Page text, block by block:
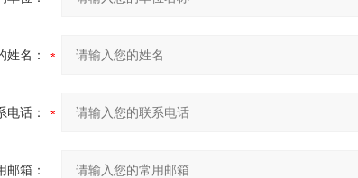
姓名：
电话：
邮箱：